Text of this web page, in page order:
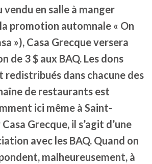
vendu en salle à manger
promotion automnale « On
»), Casa Grecque versera
de 3 $ aux BAQ. Les dons
redistribués dans chacune des
de restaurants est
ici même à Saint-
Grecque, il s’agit d’une
avec les BAQ. Quand on
malheureusement, à